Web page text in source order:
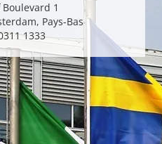
1
Pays-Bas
1333